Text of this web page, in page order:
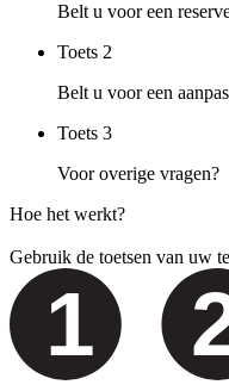
Belt u voor een
Toets 2
Belt u voor een
Toets 3
Voor overige vragen?
Hoe het werkt?
Gebruik de toetsen van uw
1